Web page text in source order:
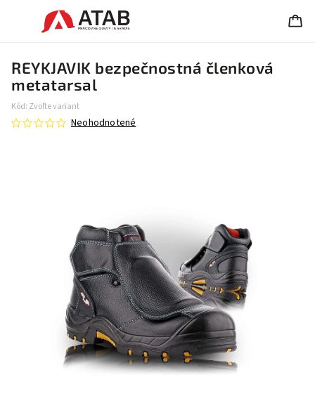
REYKJAVIK bezpečnostná členková
metatarsal
Kód: Zvoľte variant
Neohodnotené